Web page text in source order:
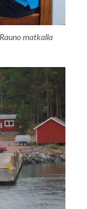
matkalla